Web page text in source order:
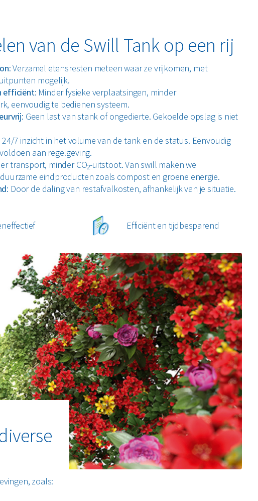
op maat uitgewerkte installatie.
een data portal.
slimme AI Orbisk-module die helpt bij het voorkomen van
accessoire meet en herkent automatisch welk soort voedsel er
hoeveelheid en op welk moment van de dag.
van de Swill Tank op een rij
: Verzamel etensresten meteen waar ze vrijkomen, met
mogelijk.
efficiënt: Minder fysieke verplaatsingen, minder
eenvoudig te bedienen systeem.
: Geen last van stank of ongedierte. Gekoelde opslag is niet
24/7 inzicht in het volume van de tank en de status. Eenvoudig
aan regelgeving.
transport, minder CO2-uitstoot. Van swill maken we
eindproducten zoals compost en groene energie.
: Door de daling van restafvalkosten, afhankelijk van je situatie.
Efficiënt en tijdbesparend
zoals: